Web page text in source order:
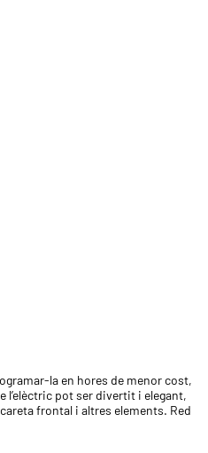
la en hores de menor cost,
pot ser divertit i elegant,
frontal i altres elements. Red